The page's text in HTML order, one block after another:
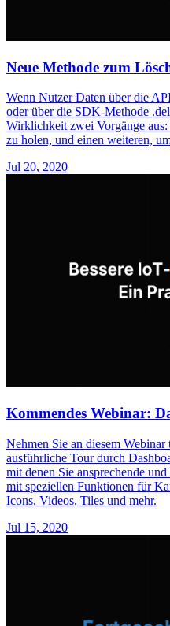
Neue Methode zum
Wenn Nutzer Daten über die
oder über die SDK-Methode
Wirklichkeit zwei Vorgänge
zu holen, und einen weiteren,
Jul 20, 2020
Kommendes Webinar:
Nehmen Sie an diesem
ausführliche Tour durch
mit denen Sie ansprechende
mit speziellen Funktionen für
Icons, Videos, Tiles und mehr.
Jul 15, 2020